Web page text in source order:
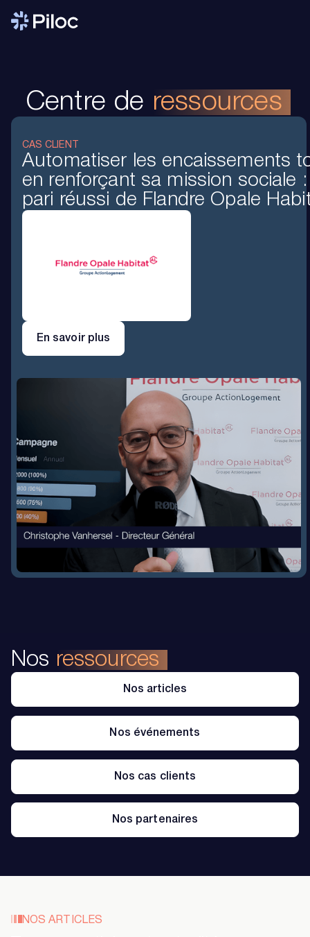
Centre de ressources
CAS CLIENT
Automatiser les encaissements
en renforçant sa mission sociale :
pari réussi de Flandre Opale
En savoir plus
Nos ressources
Nos articles
Nos événements
Nos cas clients
Nos partenaires
NOS ARTICLES